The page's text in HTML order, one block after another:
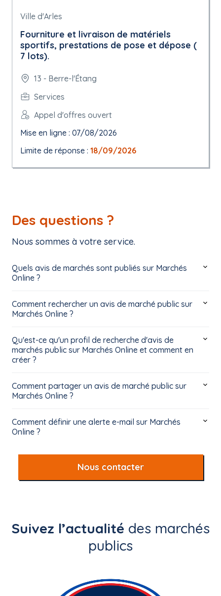
Ville d'Arles
Fourniture et livraison de matériels
sportifs, prestations de pose et dépose (
7 lots).
13 - Berre-l'Étang
Services
Appel d'offres ouvert
Mise en ligne : 07/08/2026
Limite de réponse : 18/09/2026
Des questions ?
Nous sommes à votre service.
Quels avis de marchés sont publiés sur Marchés
Online ?
Comment rechercher un avis de marché public sur
Marchés Online ?
Qu'est-ce qu'un profil de recherche d'avis de
marchés public sur Marchés Online et comment en
créer ?
Comment partager un avis de marché public sur
Marchés Online ?
Comment définir une alerte e-mail sur Marchés
Online ?
Nous contacter
Suivez l’actualité des marchés
publics